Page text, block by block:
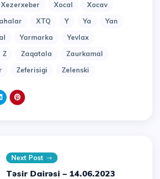
Xezerxeber Xocal
Xocav
XTQ Y Ya
Yan
Yarmarka
Yevlax
Z Zaqatala
Zaurkamal
Zeferisigi Zelenski
Next Post
Təsir Dairəsi – 14.06.2023